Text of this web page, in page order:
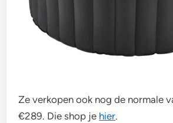
Ze verkopen ook nog de normale
€289. Die shop je hier.